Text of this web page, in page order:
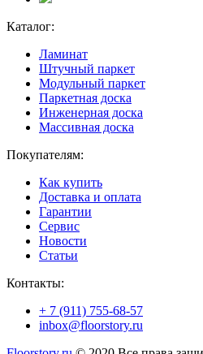
Каталог:
Ламинат
Штучный паркет
Модульный паркет
Паркетная доска
Инженерная доска
Массивная доска
Покупателям:
Как купить
Доставка и оплата
Гарантии
Сервис
Новости
Статьи
Контакты:
+ 7 (911) 755-68-57
inbox@floorstory.ru